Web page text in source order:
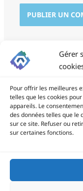
Gérer
Pour offrir les meilleures
telles que les cookies
appareils. Le
des données telles que le
sur ce site. Refuser ou
sur certaines fonctions.